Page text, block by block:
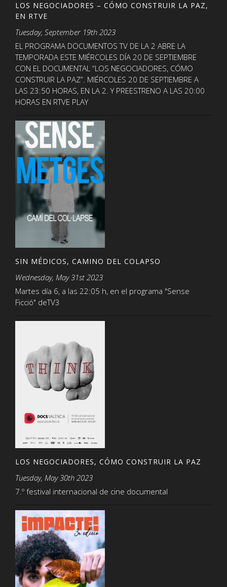
LOS NEGOCIADORES – CÓMO CONSTRUIR LA PAZ,
EN RTVE
Tuesday, September 19th 2023
EL PROGRAMA DOCUMENTOS TV DE LA 2 ABRE LA
TEMPORADA ESTE MIÉRCOLES DÍA 20 DE SEPTIEMBRE
CON EL DOCUMENTAL “LOS NEGOCIADORES, CÓMO
CONSTRUIR LA PAZ”. MIÉRCOLES 20 DE SEPTIEMBRE A
LAS 23:50 HORAS, EN LA 2. Y PREESTRENO A LAS 20:00
HORAS EN RTVE PLAY
SIN MÉDICOS, CAMINO DEL COLAPSO
Wednesday, May 31st 2023
Martes día 6, a las 22:05 h, en el programa "Sense
Ficció" deTV3
LOS NEGOCIADORES, CÓMO CONSTRUIR LA PAZ
Tuesday, May 30th 2023
7.º festival internacional de cine documental